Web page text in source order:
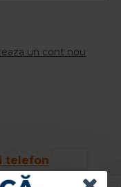
un cont nou
telefon